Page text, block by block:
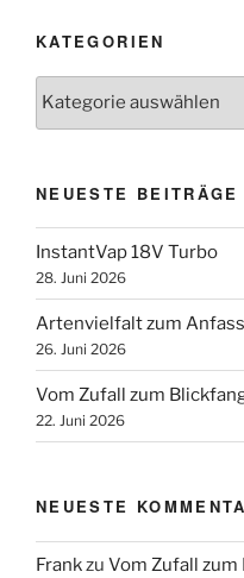
KATEGORIEN
Kategorien
NEUESTE BEITRÄGE
InstantVap 18V Turbo
28. Juni 2026
Artenvielfalt zum
26. Juni 2026
Vom Zufall zum
22. Juni 2026
NEUESTE
Frankzu Vom Zufall zum